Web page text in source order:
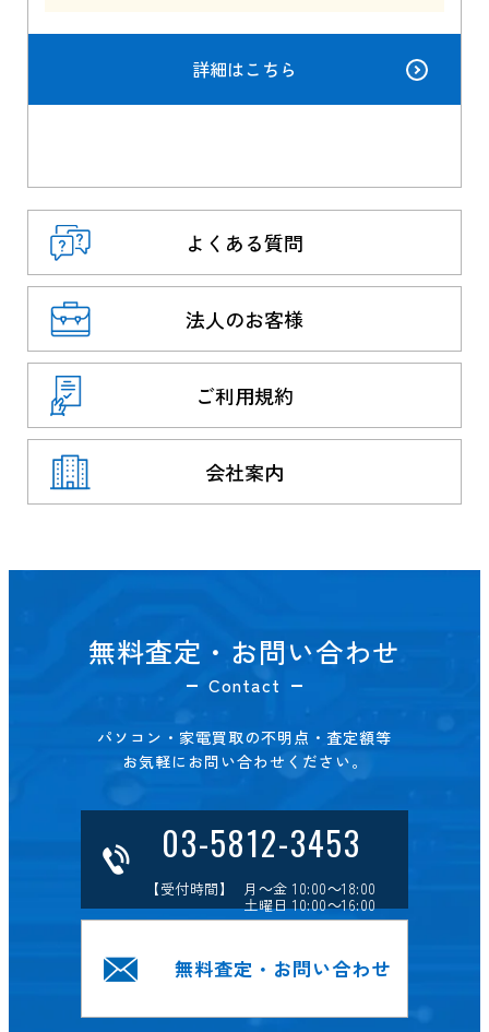
詳細はこちら
よくある質問
法人のお客様
ご利用規約
会社案内
無料査定・お問い合わせ
Contact
パソコン・家電買取の不明点・査定額等
お気軽にお問い合わせください。
03-5812-3453
【受付時間】 月～金 10:00～18:00
土曜日 10:00～16:00
無料査定・お問い合わせ